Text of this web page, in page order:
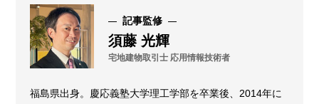
記事監修
須藤 光輝
宅地建物取引士 応用情報技術者
福島県出身。慶応義塾大学理工学部を卒業後、2014年に